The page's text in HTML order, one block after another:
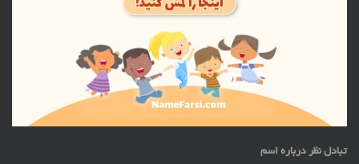
تبادل نظر درباره اسم